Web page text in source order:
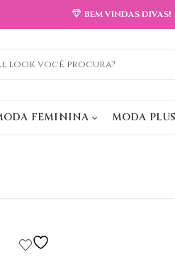
BEM VINDAS DIVAS!
FEMININA MODA